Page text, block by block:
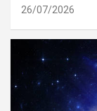
26/07/2026